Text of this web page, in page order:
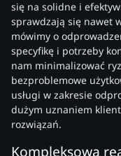
się na solidne i
sprawdzają się nawet
mówimy o
specyfikę i potrzeby
nam minimalizować
bezproblemowe
usługi w zakresie
dużym uznaniem
rozwiązań.
Kompleksowa